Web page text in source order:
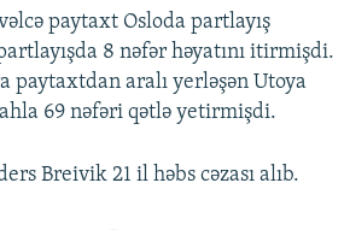
paytaxt Osloda partlayış
8 nəfər həyatını itirmişdi.
paytaxtdan aralı yerləşən Utoya
69 nəfəri qətlə yetirmişdi.
Breivik 21 il həbs cəzası alıb.